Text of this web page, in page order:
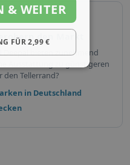
den Markt
Deepal bieten zunehmend
Ausstattung zu günstigeren
den Tellerrand?
in Deutschland
& WEITER
FÜR 2,99 €